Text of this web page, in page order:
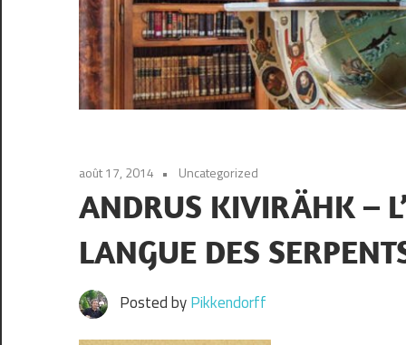
août 17, 2014 Uncategorized
ANDRUS KIVIRÄHK –
LANGUE DES
Posted byPikkendorff